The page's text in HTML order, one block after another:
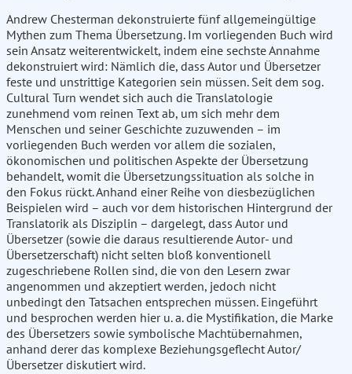
Andrew Chesterman dekonstruierte fünf allgemeingültige
Mythen zum Thema Übersetzung. Im vorliegenden Buch wird
sein Ansatz weiterentwickelt, indem eine sechste Annahme
dekonstruiert wird: Nämlich die, dass Autor und Übersetzer
feste und unstrittige Kategorien sein müssen. Seit dem sog.
Cultural Turn wendet sich auch die Translatologie
zunehmend vom reinen Text ab, um sich mehr dem
Menschen und seiner Geschichte zuzuwenden – im
vorliegenden Buch werden vor allem die sozialen,
ökonomischen und politischen Aspekte der Übersetzung
behandelt, womit die Übersetzungssituation als solche in
den Fokus rückt. Anhand einer Reihe von diesbezüglichen
Beispielen wird – auch vor dem historischen Hintergrund der
Translatorik als Disziplin – dargelegt, dass Autor und
Übersetzer (sowie die daraus resultierende Autor- und
Übersetzerschaft) nicht selten bloß konventionell
zugeschriebene Rollen sind, die von den Lesern zwar
angenommen und akzeptiert werden, jedoch nicht
unbedingt den Tatsachen entsprechen müssen. Eingeführt
und besprochen werden hier u. a. die Mystifikation, die Marke
des Übersetzers sowie symbolische Machtübernahmen,
anhand derer das komplexe Beziehungsgeflecht Autor/
Übersetzer diskutiert wird.